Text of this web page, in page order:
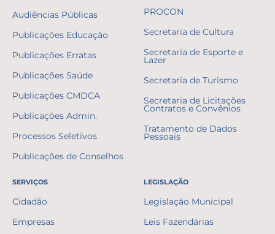
Audiências Públicas
Publicações Educação
Publicações Erratas
Publicações Saúde
Publicações CMDCA
Publicações Admin.
Processos Seletivos
Publicações de Conselhos
PROCON
Secretaria de Cultura
Secretaria de Esporte e
Lazer
Secretaria de Turismo
Secretaria de Licitações
Contratos e Convênios
Tratamento de Dados
Pessoais
SERVIÇOS
Cidadão
Empresas
LEGISLAÇÃO
Legislação Municipal
Leis Fazendárias